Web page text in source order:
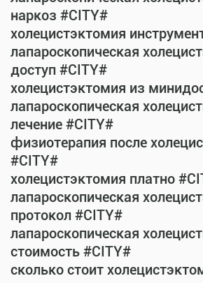
наркоз #CITY#
холецистэктомия
лапароскопическая
доступ #CITY#
холецистэктомия из
лапароскопическая
лечение #CITY#
физиотерапия после
#CITY#
холецистэктомия платно
лапароскопическая
протокол #CITY#
лапароскопическая
стоимость #CITY#
сколько стоит